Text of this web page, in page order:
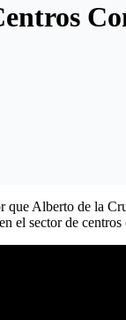
que Alberto de la
el sector de centros